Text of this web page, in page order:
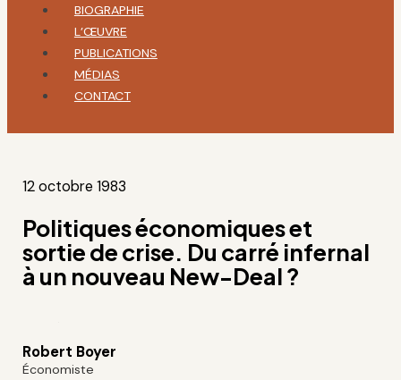
BIOGRAPHIE
L’ŒUVRE
PUBLICATIONS
MÉDIAS
CONTACT
12 octobre 1983
Politiques économiques et
sortie de crise. Du carré infernal
à un nouveau New-Deal ?
Robert Boyer
Économiste